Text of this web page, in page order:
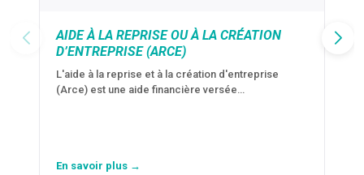
AIDE À LA REPRISE OU À LA CRÉATION
D’ENTREPRISE (ARCE)
L'aide à la reprise et à la création d'entreprise
(Arce) est une aide financière versée…
En savoir plus →